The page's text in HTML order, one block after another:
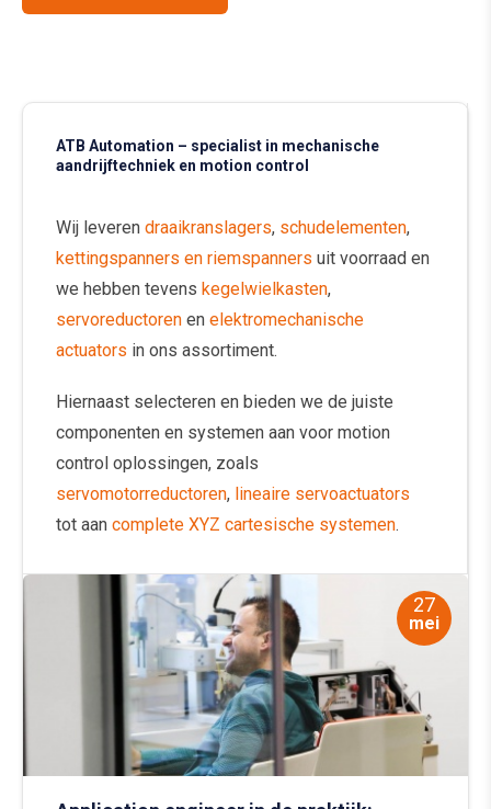
ATB Automation – specialist in mechanische
aandrijftechniek en motion control
Wij leveren draaikranslagers, schudelementen,
kettingspanners en riemspanners uit voorraad en
we hebben tevens kegelwielkasten,
servoreductoren en elektromechanische
actuators in ons assortiment.
Hiernaast selecteren en bieden we de juiste
componenten en systemen aan voor motion
control oplossingen, zoals
servomotorreductoren, lineaire servoactuators
tot aan complete XYZ cartesische systemen.
27
mei